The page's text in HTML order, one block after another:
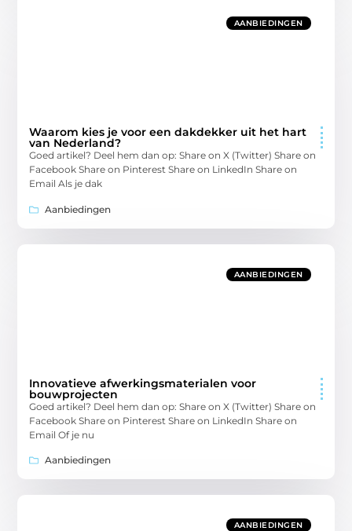
AANBIEDINGEN
Waarom kies je voor een dakdekker uit het hart
van Nederland?
Goed artikel? Deel hem dan op: Share on X (Twitter) Share on
Facebook Share on Pinterest Share on LinkedIn Share on
Email Als je dak
Aanbiedingen
AANBIEDINGEN
Innovatieve afwerkingsmaterialen voor
bouwprojecten
Goed artikel? Deel hem dan op: Share on X (Twitter) Share on
Facebook Share on Pinterest Share on LinkedIn Share on
Email Of je nu
Aanbiedingen
AANBIEDINGEN